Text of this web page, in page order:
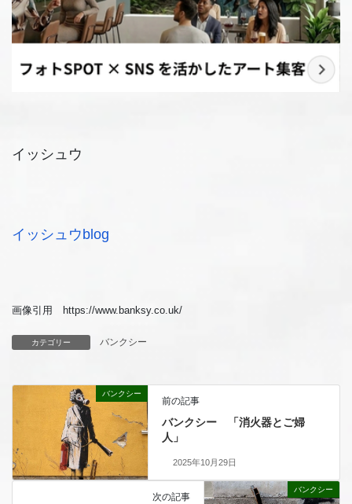
イッシュウ
イッシュウblog
画像引用 https://www.banksy.co.uk/
カテゴリー バンクシー
バンクシー
前の記事
バンクシー 「消火器とご婦
人」
2025年10月29日
バンクシー
次の記事